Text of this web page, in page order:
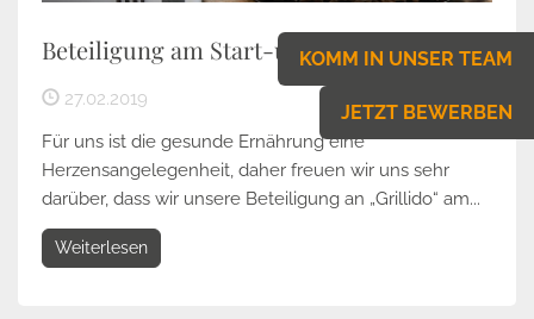
Beteiligung am Start-up „Grillido“
27.02.2019
Für uns ist die gesunde Ernährung eine
Herzensangelegenheit, daher freuen wir uns sehr
darüber, dass wir unsere Beteiligung an „Grillido“ am...
Weiterlesen
KOMM IN UNSER TEAM
JETZT BEWERBEN